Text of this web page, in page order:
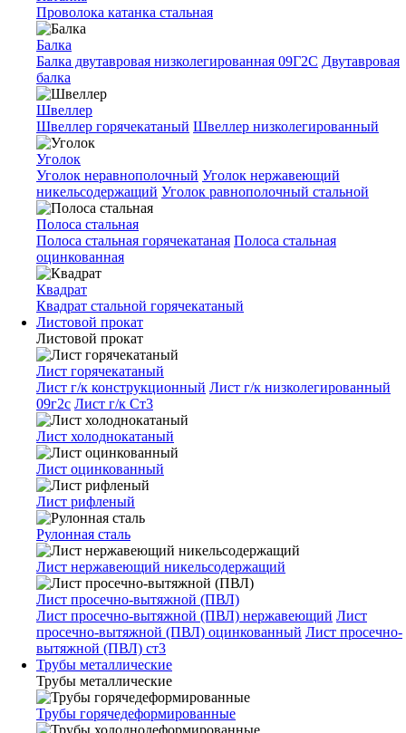
Проволока катанка стальная
Балка
Балка двутавровая низколегированная 09Г2С Двутавровая
балка
Швеллер
Швеллер горячекатаный Швеллер низколегированный
Уголок
Уголок неравнополочный Уголок нержавеющий
никельсодержащий Уголок равнополочный стальной
Полоса стальная
Полоса стальная горячекатаная Полоса стальная
оцинкованная
Квадрат
Квадрат стальной горячекатаный
Листовой прокат
Листовой прокат
Лист горячекатаный
Лист г/к конструкционный Лист г/к низколегированный
09г2с Лист г/к Ст3
Лист холоднокатаный
Лист оцинкованный
Лист рифленый
Рулонная сталь
Лист нержавеющий никельсодержащий
Лист просечно-вытяжной (ПВЛ)
Лист просечно-вытяжной (ПВЛ) нержавеющий Лист
просечно-вытяжной (ПВЛ) оцинкованный Лист просечно-
вытяжной (ПВЛ) ст3
Трубы металлические
Трубы металлические
Трубы горячедеформированные